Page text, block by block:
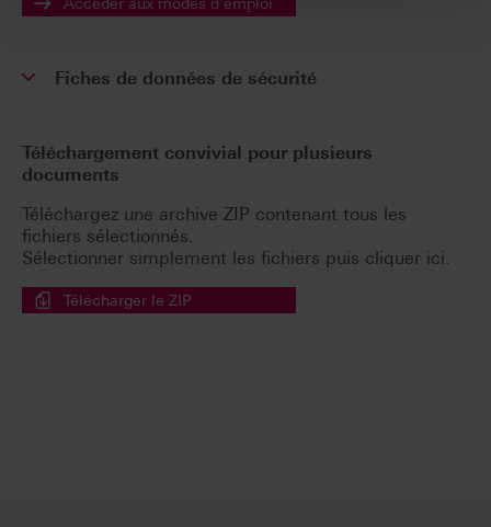
Accéder aux modes d'emploi
Fiches de données de sécurité
Téléchargement convivial pour plusieurs
documents
Téléchargez une archive ZIP contenant tous les
fichiers sélectionnés.
Sélectionner simplement les fichiers puis cliquer ici.
Télécharger le ZIP